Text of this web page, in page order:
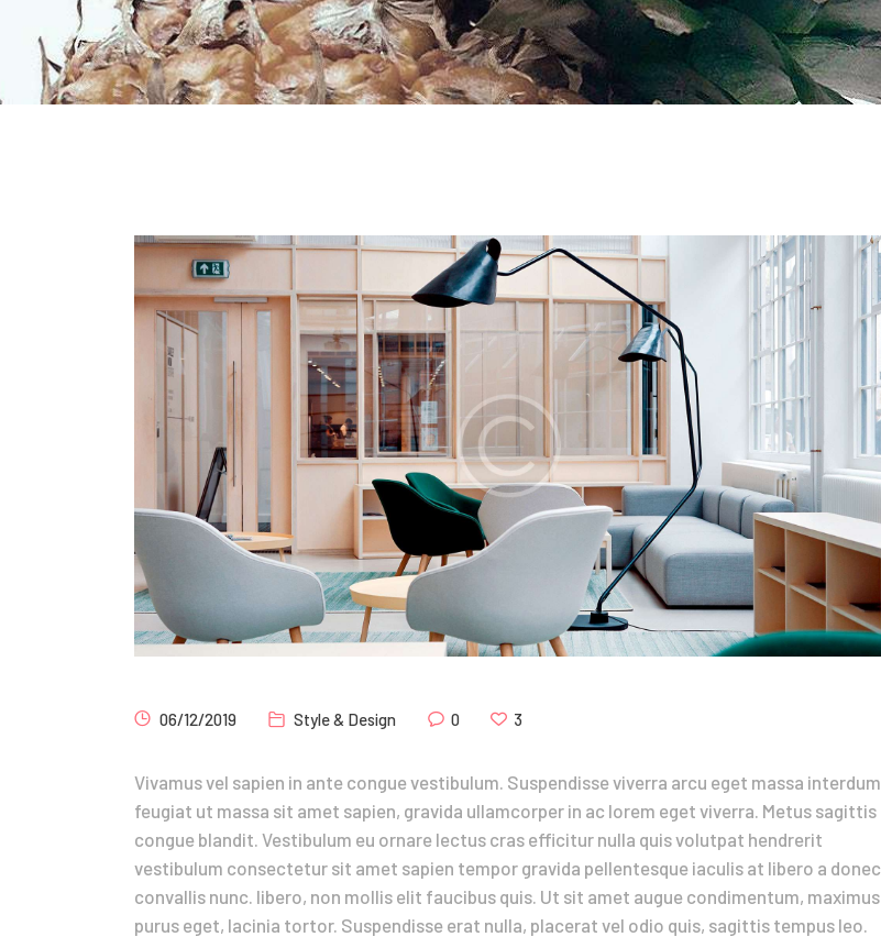
Contacts
06/12/2019 Style & Design 0 3
Vivamus vel sapien in ante congue vestibulum. Suspendisse viverra arcu eget massa interdum
feugiat ut massa sit amet sapien, gravida ullamcorper in ac lorem eget viverra. Metus sagittis
congue blandit. Vestibulum eu ornare lectus cras efficitur nulla quis volutpat hendrerit
vestibulum consectetur sit amet sapien tempor gravida pellentesque iaculis at libero a donec
convallis nunc. libero, non mollis elit faucibus quis. Ut sit amet augue condimentum, maximus
purus eget, lacinia tortor. Suspendisse erat nulla, placerat vel odio quis, sagittis tempus leo.